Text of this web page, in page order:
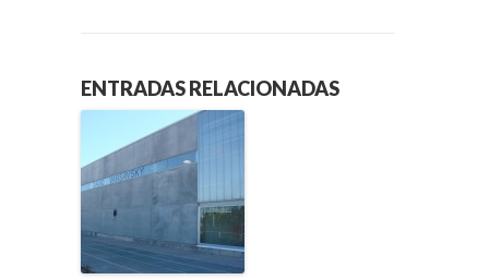
ENTRADAS RELACIONADAS